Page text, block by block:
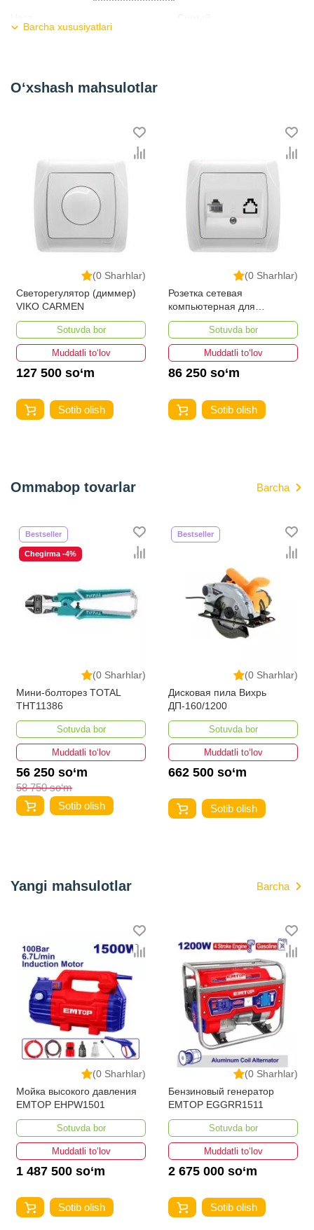
Гарантия, год
Barcha xususiyatlari
O‘xshash mahsulotlar
(0 Sharhlar)
Светорегулятор (диммер)
VIKO CARMEN
Sotuvda bor
Muddatli to‘lov
127 500 so‘m
Sotib olish
(0 Sharhlar)
Розетка сетевая
компьютерная для
интернет VIKO CARMEN
Sotuvda bor
Muddatli to‘lov
86 250 so‘m
Sotib olish
Ommabop tovarlar Barcha
(0 Sharhlar)
Bestseller
Chegirma -4%
Мини-болторез TOTAL
THT11386
Sotuvda bor
Muddatli to‘lov
56 250 so‘m
58 750 so‘m
Sotib olish
(0 Sharhlar)
Bestseller
Дисковая пила Вихрь
ДП-160/1200
Sotuvda bor
Muddatli to‘lov
662 500 so‘m
Sotib olish
Yangi mahsulotlar Barcha
(0 Sharhlar)
Мойка высокого давления
EMTOP EHPW1501
Sotuvda bor
Muddatli to‘lov
1 487 500 so‘m
Sotib olish
(0 Sharhlar)
Бензиновый генератор
EMTOP EGGRR1511
Sotuvda bor
Muddatli to‘lov
2 675 000 so‘m
Sotib olish